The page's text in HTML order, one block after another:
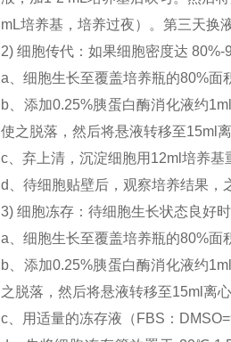
mL培养基，培养过夜）。第三天换
2) 细胞传代：如果细胞密度达 80%-
a、细胞生长至覆盖培养瓶的80%面
b、添加0.25%胰蛋白酶消化液约
使之脱落，然后将悬液转移至15ml
c、弃上清，沉淀细胞用12ml培养
d、待细胞贴壁后，观察培养结果，
3) 细胞冻存：待细胞生长状态良好
a、细胞生长至覆盖培养瓶的80%面
b、添加0.25%胰蛋白酶消化液约
之脱落，然后将悬液转移至15ml离
c、用适量的冻存液（FBS：